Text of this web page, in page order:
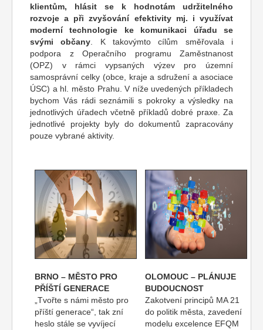
klientům, hlásit se k hodnotám udržitelného
rozvoje a při zvyšování efektivity mj. i využívat
moderní technologie ke komunikaci úřadu se
svými občany . K takovýmto cílům směřovala i
podpora z Operačního programu Zaměstnanost
(OPZ) v rámci vypsaných výzev pro územní
samosprávní celky (obce, kraje a sdružení a asociace
ÚSC) a hl. město Prahu. V níže uvedených příkladech
bychom Vás rádi seznámili s pokroky a výsledky na
jednotlivých úřadech včetně příkladů dobré praxe. Za
jednotlivé projekty byly do dokumentů zapracovány
pouze vybrané aktivity.
BRNO – MĚSTO PRO
PŘÍŠTÍ GENERACE
„Tvořte s námi město pro
příští generace“, tak zní
heslo stále se vyvíjecí
OLOMOUC – PLÁNUJE
BUDOUCNOST
Zakotvení principů MA 21
do politik města, zavedení
modelu excelence EFQM